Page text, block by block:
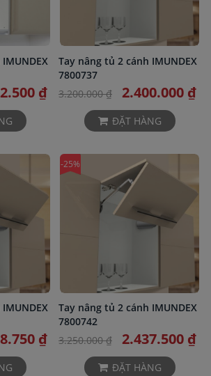
₫
Tay nâng tủ 2 cánh IMUNDEX
7800737
3.200.000 ₫
2.400.000 ₫
ĐẶT HÀNG
₫
-25%
Tay nâng tủ 2 cánh IMUNDEX
7800742
3.250.000 ₫
2.437.500 ₫
ĐẶT HÀNG